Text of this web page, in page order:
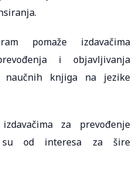
pomaže izdavačima
i objavljivanja
knjiga na jezike
za prevođenje
od interesa za šire